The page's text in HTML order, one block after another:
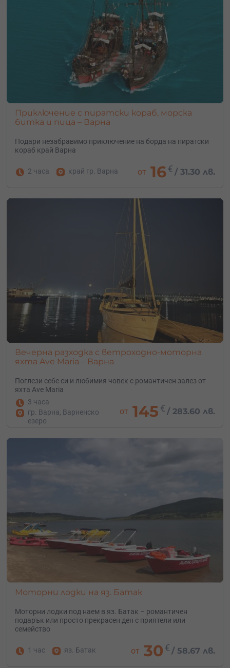
Приключение с пиратски кораб, морска
битка и пица – Варна
Подари незабравимо приключение на борда на пиратски
кораб край Варна
2 часа край гр. Варна от 16€ /31.30 лв.
Вечерна разходка с ветроходно-моторна
яхта Ave Maria – Варна
Поглези себе си и любимия човек с романтичен залез от
яхта Ave Maria
3 часа
гр. Варна, Варненско
езеро
от 145 € / 283.60 лв.
Моторни лодки на яз. Батак
Моторни лодки под наем в яз. Батак – романтичен
подарък или просто прекрасен ден с приятели или
семейство
1 час яз. Батак от 30 € /58.67 лв.